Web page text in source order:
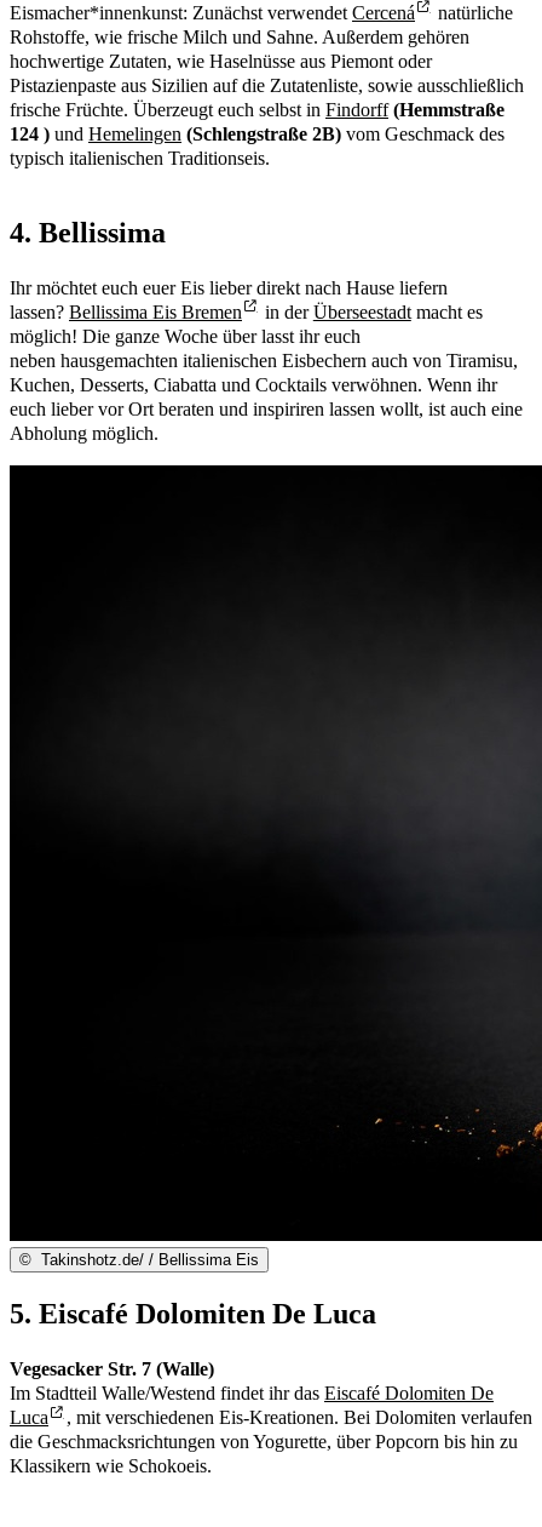
Eismacher*innenkunst: Zunächst verwendet Cercená
natürliche
Rohstoffe, wie frische Milch und Sahne. Außerdem gehören
hochwertige Zutaten, wie Haselnüsse aus Piemont oder
Pistazienpaste aus Sizilien auf die Zutatenliste, sowie ausschließlich
frische Früchte. Überzeugt euch selbst in Findorff (Hemmstraße
124 ) und Hemelingen (Schlengstraße 2B) vom Geschmack des
typisch italienischen Traditionseis.
4. Bellissima
Ihr möchtet euch euer Eis lieber direkt nach Hause liefern
lassen? Bellissima Eis Bremen in derÜberseestadtmacht es
möglich! Die ganze Woche über lasst ihr euch
neben hausgemachten italienischen Eisbechern auch von Tiramisu,
Kuchen, Desserts, Ciabatta und Cocktails verwöhnen. Wenn ihr
euch lieber vor Ort beraten und inspiriren lassen wollt, ist auch eine
Abholung möglich.
© Takinshotz.de/ / Bellissima Eis
5. Eiscafé Dolomiten De Luca
Vegesacker Str. 7 (Walle)
Im Stadtteil Walle/Westend findet ihr das Eiscafé Dolomiten De
Luca
, mit verschiedenen Eis-Kreationen. Bei Dolomiten verlaufen
die Geschmacksrichtungen von Yogurette, über Popcorn bis hin zu
Klassikern wie Schokoeis.